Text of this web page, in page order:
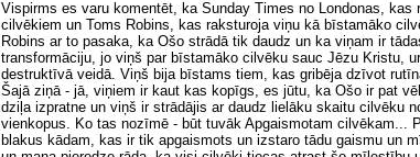
Vispirms es varu komentēt, ka Sunday Times no Londonas,
cilvēkiem un Toms Robins, kas raksturoja viņu kā bīstamāko
Robins ar to pasaka, ka Ošo strādā tik daudz un ka viņam ir
transformāciju, jo viņš par bīstamāko cilvēku sauc Jēzu Kristu,
destruktīvā veidā. Viņš bija bīstams tiem, kas gribēja dzīvot
Šajā ziņā - jā, viņiem ir kaut kas kopīgs, es jūtu, ka Ošo ir pat
dziļa izpratne un viņš ir strādājis ar daudz lielāku skaitu cilvēku
vienkopus. Ko tas nozīmē - būt tuvāk Apgaismotam cilvēkam...
blakus kādam, kas ir tik apgaismots un izstaro tādu gaismu un